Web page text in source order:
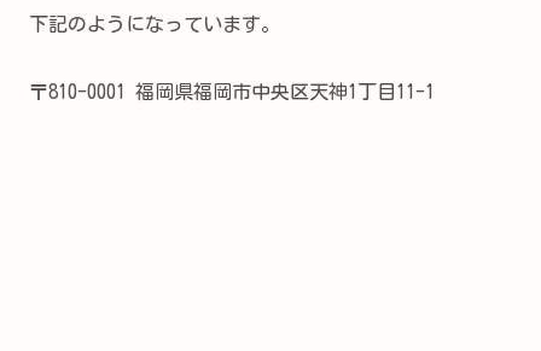
下記のようになっています。
〒810-0001 福岡県福岡市中央区天神1丁目11-1